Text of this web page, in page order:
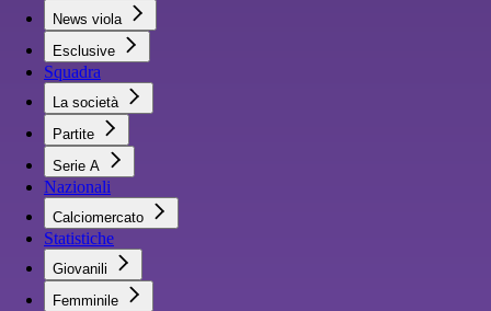
News viola
Esclusive
Squadra
La società
Partite
Serie A
Nazionali
Calciomercato
Statistiche
Giovanili
Femminile